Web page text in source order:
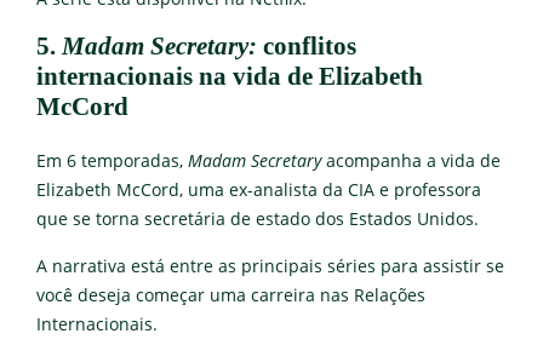
5.Madam Secretary: conflitos
internacionais na vida de Elizabeth
McCord
Em 6 temporadas, Madam Secretaryacompanha a vida de
Elizabeth McCord, uma ex-analista da CIA e professora
que se torna secretária de estado dos Estados Unidos.
A narrativa está entre as principais séries para assistir se
você deseja começar uma carreira nas Relações
Internacionais.